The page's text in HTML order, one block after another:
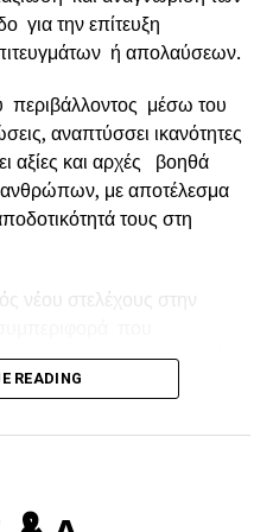
στο πλαίσιο της
για την επίτευξη
ή απολαύσεων.
περιβάλλοντος μέσω του
αναπτύσσει ικανότητες
αξίες και αρχές βοηθά
με αποτέλεσμα
τους στη
νέου στελέχους στην
σε μια κοινωνική
και περίεργα ίσως το
να εκφραστεί άνετα και
τουλάχιστον για τα
και να του εκδηλώσει
READING